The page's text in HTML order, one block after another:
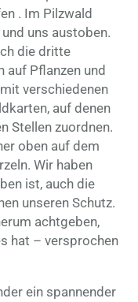
. Im Pilzwald
uns austoben.
die dritte
auf Pflanzen und
verschiedenen
auf denen
Stellen zuordnen.
oben auf dem
Wir haben
ist, auch die
unseren Schutz.
achtgeben,
hat – versprochen
ein spannender